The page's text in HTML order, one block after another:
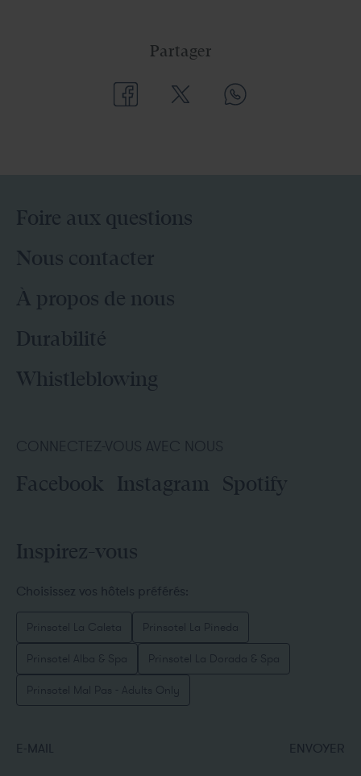
Partager
Foire aux questions
Nous contacter
À propos de nous
Durabilité
Whistleblowing
CONNECTEZ-VOUS AVEC NOUS
Facebook Instagram Spotify
Inspirez-vous
Choisissez vos hôtels préférés:
Prinsotel La Caleta Prinsotel La Pineda
Prinsotel Alba & Spa Prinsotel La Dorada & Spa
Prinsotel Mal Pas - Adults Only
E-MAIL ENVOYER